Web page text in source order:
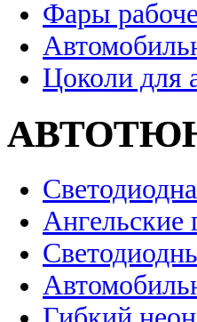
Фары
Цоколи для
Ангельские